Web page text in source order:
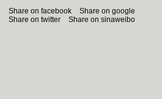
Share on facebook
Share on google
Share on twitter
Share on sinaweibo